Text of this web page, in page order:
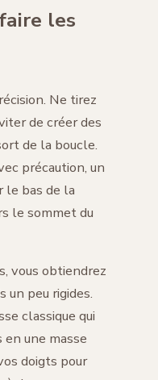
les
Ne tirez
de créer des
de la boucle.
précaution, un
le bas de la
le sommet du
vous obtiendrez
un peu rigides.
classique qui
une masse
doigts pour